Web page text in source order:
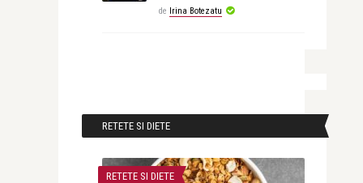
de Irina Botezatu
RETETE SI DIETE
RETETE SI DIETE